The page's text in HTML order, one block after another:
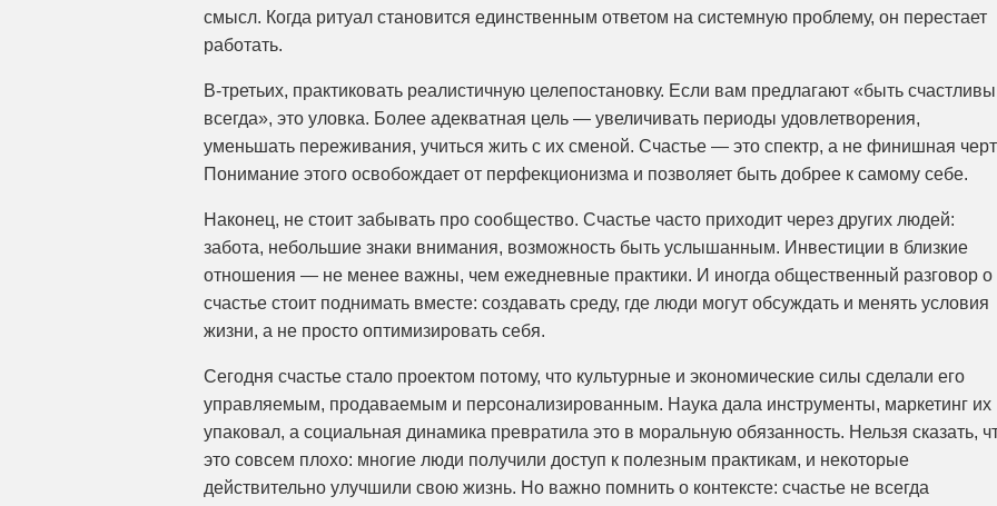
смысл. Когда ритуал становится единственным ответом на системную проблему, он перестает
работать.
В-третьих, практиковать реалистичную целепостановку. Если вам предлагают «быть
всегда», это уловка. Более адекватная цель — увеличивать периоды удовлетворения,
уменьшать переживания, учиться жить с их сменой. Счастье — это спектр, а не финишная
Понимание этого освобождает от перфекционизма и позволяет быть добрее к самому себе.
Наконец, не стоит забывать про сообщество. Счастье часто приходит через других людей:
забота, небольшие знаки внимания, возможность быть услышанным. Инвестиции в близкие
отношения — не менее важны, чем ежедневные практики. И иногда общественный разговор о
счастье стоит поднимать вместе: создавать среду, где люди могут обсуждать и менять условия
жизни, а не просто оптимизировать себя.
Сегодня счастье стало проектом потому, что культурные и экономические силы сделали его
управляемым, продаваемым и персонализированным. Наука дала инструменты, маркетинг их
упаковал, а социальная динамика превратила это в моральную обязанность. Нельзя сказать,
это совсем плохо: многие люди получили доступ к полезным практикам, и некоторые
действительно улучшили свою жизнь. Но важно помнить о контексте: счастье не всегда